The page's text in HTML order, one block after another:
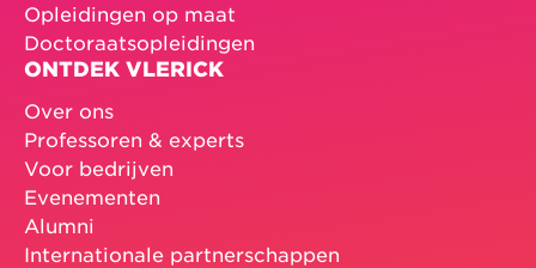
Opleidingen op maat
Doctoraatsopleidingen
ONTDEK VLERICK
Over ons
Professoren & experts
Voor bedrijven
Evenementen
Alumni
Internationale partnerschappen